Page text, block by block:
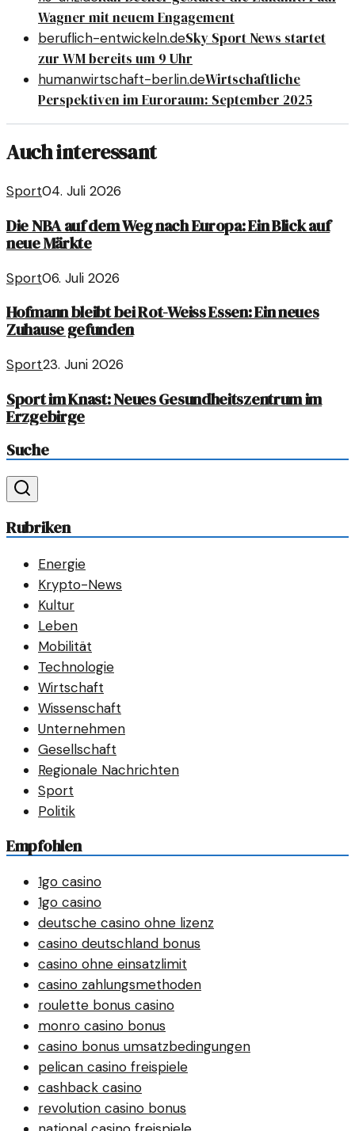
Wagner mit neuem Engagement
beruflich-entwickeln.deSky Sport News startet
zur WM bereits um 9 Uhr
humanwirtschaft-berlin.deWirtschaftliche
Perspektiven im Euroraum: September 2025
Auch interessant
Sport04. Juli 2026
Die NBA auf dem Weg nach Europa: Ein Blick auf
neue Märkte
Sport06. Juli 2026
Hofmann bleibt bei Rot-Weiss Essen: Ein neues
Zuhause gefunden
Sport23. Juni 2026
Sport im Knast: Neues Gesundheitszentrum im
Erzgebirge
Suche
Rubriken
Energie
Krypto-News
Kultur
Leben
Mobilität
Technologie
Wirtschaft
Wissenschaft
Unternehmen
Gesellschaft
Regionale Nachrichten
Sport
Politik
Empfohlen
1go casino
1go casino
deutsche casino ohne lizenz
casino deutschland bonus
casino ohne einsatzlimit
casino zahlungsmethoden
roulette bonus casino
monro casino bonus
casino bonus umsatzbedingungen
pelican casino freispiele
cashback casino
revolution casino bonus